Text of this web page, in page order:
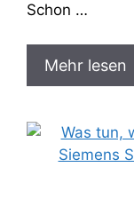
Schon …
Mehr lesen